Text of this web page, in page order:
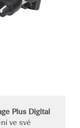
Plus Digital
ve své